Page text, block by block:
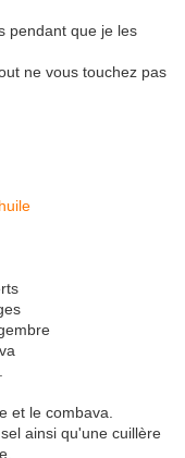
pendant que je les
ne vous touchez pas
et le combava.
ainsi qu'une cuillère